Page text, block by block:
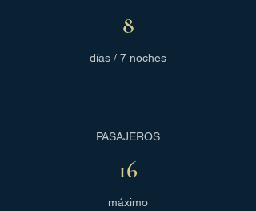
8
días / 7 noches
PASAJEROS
16
máximo